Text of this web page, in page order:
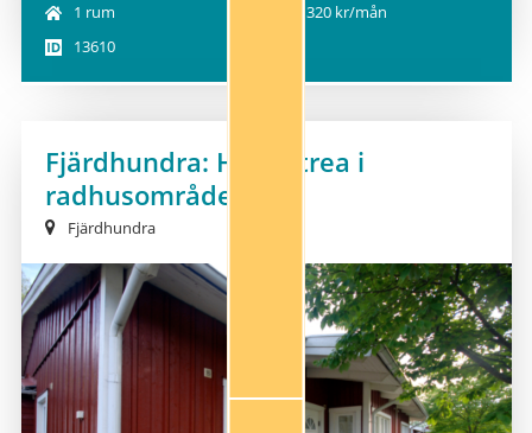
1 rum
4 320 kr/mån
13610
Fjärdhundra: Härlig trea i
radhusområde
Fjärdhundra